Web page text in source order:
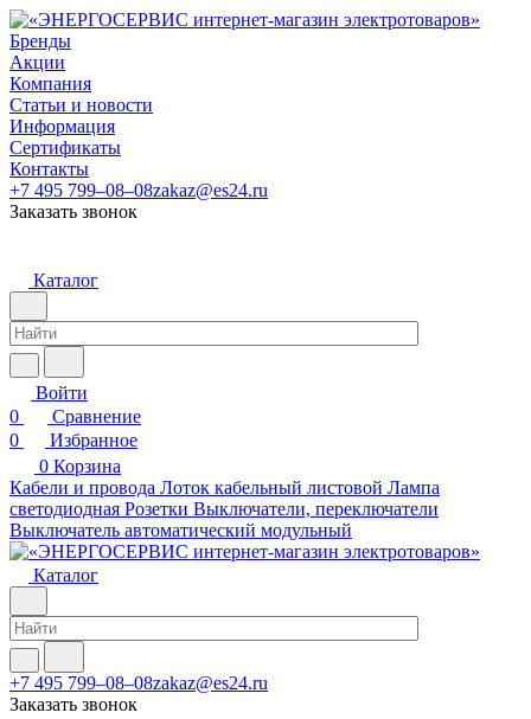
Бренды
Акции
Компания
Статьи и новости
Информация
Сертификаты
Контакты
+7 495 799–08–08zakaz@es24.ru
Заказать звонок
Каталог
Войти
0
Сравнение
0
Избранное
0 Корзина
Кабели и провода Лоток кабельный листовой Лампа
светодиодная Розетки Выключатели, переключатели
Выключатель автоматический модульный
Каталог
+7 495 799–08–08zakaz@es24.ru
Заказать звонок